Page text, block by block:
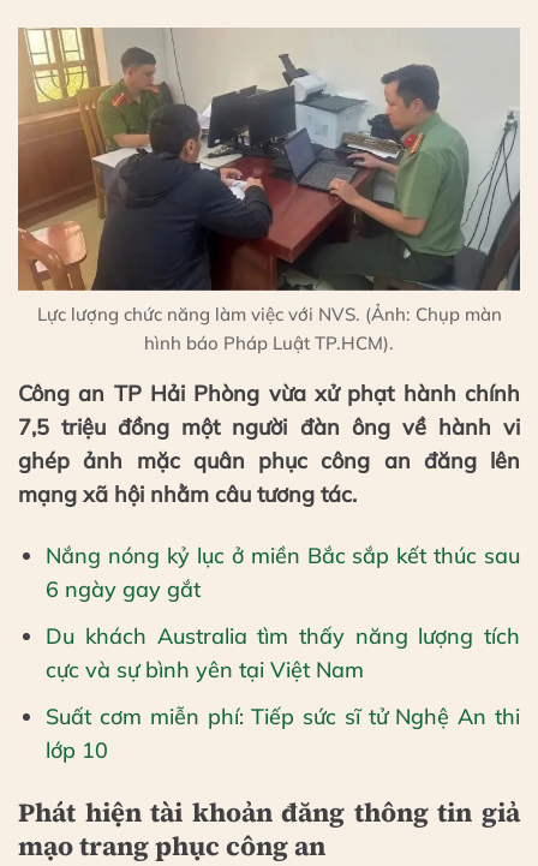
Lực lượng chức năng làm việc với NVS. (Ảnh: Chụp màn
hình báo Pháp Luật TP.HCM).
Công an TP Hải Phòng vừa xử phạt hành chính
7,5 triệu đồng một người đàn ông về hành vi
ghép ảnh mặc quân phục công an đăng lên
mạng xã hội nhằm câu tương tác.
Nắng nóng kỷ lục ở miền Bắc sắp kết thúc sau
6 ngày gay gắt
Du khách Australia tìm thấy năng lượng tích
cực và sự bình yên tại Việt Nam
Suất cơm miễn phí: Tiếp sức sĩ tử Nghệ An thi
lớp 10
Phát hiện tài khoản đăng thông tin giả
mạo trang phục công an